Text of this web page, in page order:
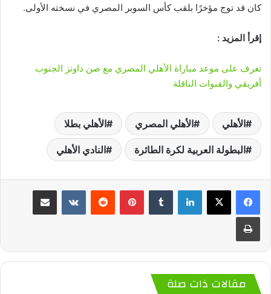
كان قد توج مؤخرًا بلقب كأس السوبر المصري في نسخته الأولى.
إقرأ المزيد :
تعرف على موعد مباراة الأهلي المصري مع صن داونز الجنوب
أفريقي والقنوات الناقلة
الأهلي الأهلي المصري الأهلي بطلا
البطولة العربية لكرة الطائرة النادي الأهلي
لينكدإن بينتيريست
مقالات ذات صلة